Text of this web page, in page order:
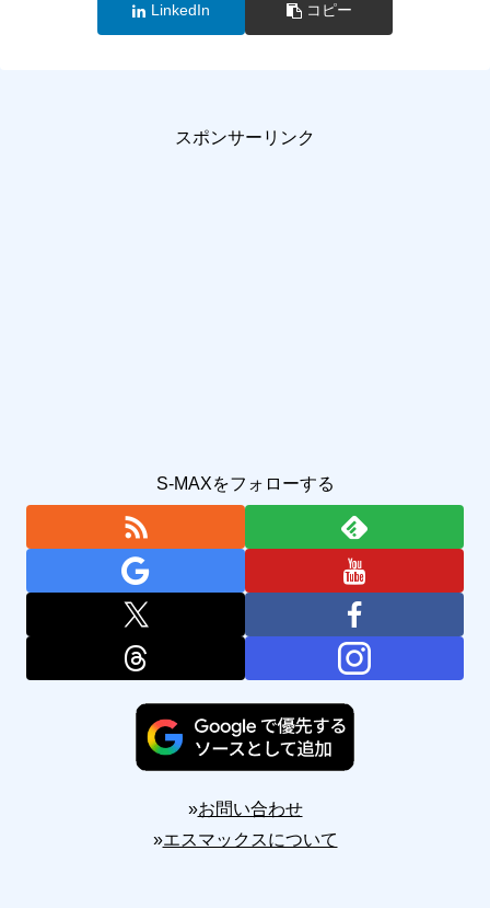
LinkedIn コピー
スポンサーリンク
S-MAXをフォローする
»お問い合わせ
»エスマックスについて